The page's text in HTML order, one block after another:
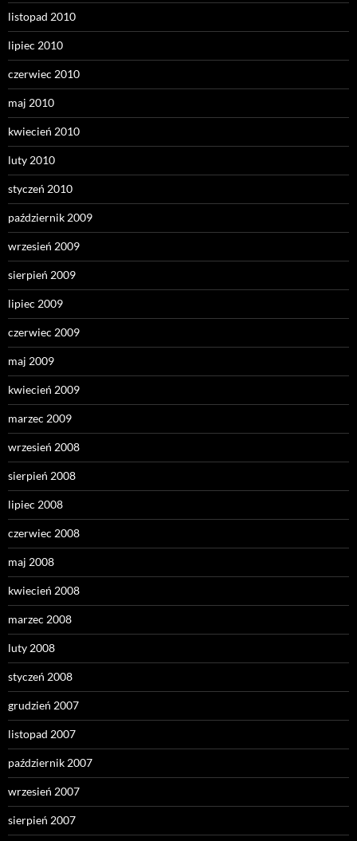
listopad 2010
lipiec 2010
czerwiec 2010
maj 2010
kwiecień 2010
luty 2010
styczeń 2010
październik 2009
wrzesień 2009
sierpień 2009
lipiec 2009
czerwiec 2009
maj 2009
kwiecień 2009
marzec 2009
wrzesień 2008
sierpień 2008
lipiec 2008
czerwiec 2008
maj 2008
kwiecień 2008
marzec 2008
luty 2008
styczeń 2008
grudzień 2007
listopad 2007
październik 2007
wrzesień 2007
sierpień 2007